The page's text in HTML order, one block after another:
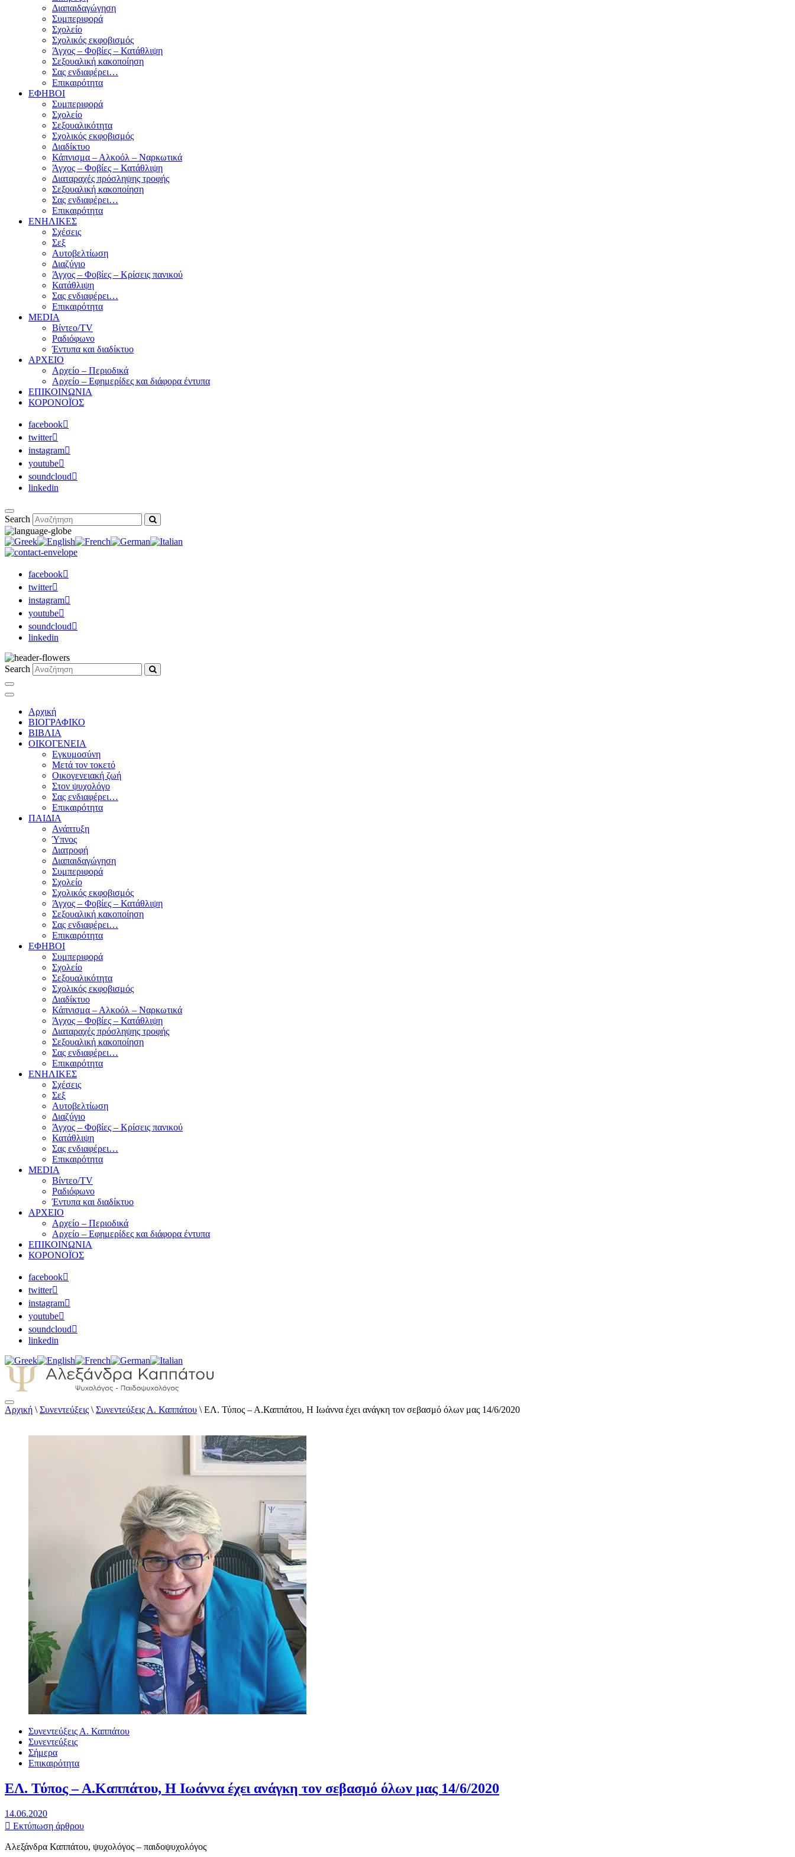
Διαπαιδαγώγηση
Συμπεριφορά
Σχολείο
Σχολικός εκφοβισμός
Άγχος – Φοβίες – Κατάθλιψη
Σεξουαλική κακοποίηση
Σας ενδιαφέρει…
Επικαιρότητα
ΕΦΗΒΟΙ
Συμπεριφορά
Σχολείο
Σεξουαλικότητα
Σχολικός εκφοβισμός
Διαδίκτυο
Κάπνισμα – Αλκοόλ – Ναρκωτικά
Άγχος – Φοβίες – Κατάθλιψη
Διαταραχές πρόσληψης τροφής
Σεξουαλική κακοποίηση
Σας ενδιαφέρει…
Επικαιρότητα
ΕΝΗΛΙΚΕΣ
Σχέσεις
Σεξ
Αυτοβελτίωση
Διαζύγιο
Άγχος – Φοβίες – Κρίσεις πανικού
Κατάθλιψη
Σας ενδιαφέρει…
Επικαιρότητα
MEDIA
Βίντεο/TV
Ραδιόφωνο
Έντυπα και διαδίκτυο
ΑΡΧΕΙΟ
Αρχείο – Περιοδικά
Αρχείο – Εφημερίδες και διάφορα έντυπα
ΕΠΙΚΟΙΝΩΝΙΑ
ΚΟΡΟΝΟΪΟΣ
facebook
twitter
instagram
youtube
soundcloud
linkedin
Search
facebook
twitter
instagram
youtube
soundcloud
linkedin
Search
Αρχική
ΒΙΟΓΡΑΦΙΚΟ
ΒΙΒΛΙΑ
ΟΙΚΟΓΕΝΕΙΑ
Εγκυμοσύνη
Μετά τον τοκετό
Οικογενειακή ζωή
Στον ψυχολόγο
Σας ενδιαφέρει…
Επικαιρότητα
ΠΑΙΔΙΑ
Ανάπτυξη
Ύπνος
Διατροφή
Διαπαιδαγώγηση
Συμπεριφορά
Σχολείο
Σχολικός εκφοβισμός
Άγχος – Φοβίες – Κατάθλιψη
Σεξουαλική κακοποίηση
Σας ενδιαφέρει…
Επικαιρότητα
ΕΦΗΒΟΙ
Συμπεριφορά
Σχολείο
Σεξουαλικότητα
Σχολικός εκφοβισμός
Διαδίκτυο
Κάπνισμα – Αλκοόλ – Ναρκωτικά
Άγχος – Φοβίες – Κατάθλιψη
Διαταραχές πρόσληψης τροφής
Σεξουαλική κακοποίηση
Σας ενδιαφέρει…
Επικαιρότητα
ΕΝΗΛΙΚΕΣ
Σχέσεις
Σεξ
Αυτοβελτίωση
Διαζύγιο
Άγχος – Φοβίες – Κρίσεις πανικού
Κατάθλιψη
Σας ενδιαφέρει…
Επικαιρότητα
MEDIA
Βίντεο/TV
Ραδιόφωνο
Έντυπα και διαδίκτυο
ΑΡΧΕΙΟ
Αρχείο – Περιοδικά
Αρχείο – Εφημερίδες και διάφορα έντυπα
ΕΠΙΚΟΙΝΩΝΙΑ
ΚΟΡΟΝΟΪΟΣ
facebook
twitter
instagram
youtube
soundcloud
linkedin
Αλεξάνδρα Καππάτου Ψυχολόγος – Παιδοψυχολόγος
Αρχική \ Συνεντεύξεις \ Συνεντεύξεις Α. Καππάτου \ ΕΛ. Τύπος – Α.Καππάτου, Η Ιωάννα έχει ανάγκη τον σεβασμό όλων μας 14/6/2020
Συνεντεύξεις Α. Καππάτου
Συνεντεύξεις
Σήμερα
Επικαιρότητα
ΕΛ. Τύπος – Α.Καππάτου, Η Ιωάννα έχει ανάγκη τον σεβασμό όλων μας 14/6/2020
14.06.2020
Εκτύπωση άρθρου
Αλεξάνδρα Καππάτου, ψυχολόγος – παιδοψυχολόγος